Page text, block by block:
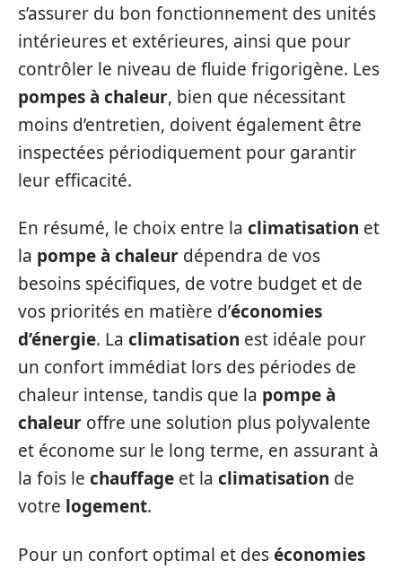
s’assurer du bon fonctionnement des unités
intérieures et extérieures, ainsi que pour
contrôler le niveau de fluide frigorigène. Les
pompes à chaleur, bien que nécessitant
moins d’entretien, doivent également être
inspectées périodiquement pour garantir
leur efficacité.
En résumé, le choix entre la climatisation et
la pompe à chaleur dépendra de vos
besoins spécifiques, de votre budget et de
vos priorités en matière d’économies
d’énergie. La climatisation est idéale pour
un confort immédiat lors des périodes de
chaleur intense, tandis que la pompe à
chaleur offre une solution plus polyvalente
et économe sur le long terme, en assurant à
la fois le chauffage et la climatisation de
votre logement.
Pour un confort optimal et deséconomies